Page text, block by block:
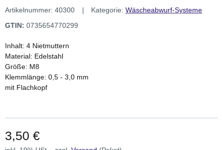
Artikelnummer: 40300 Kategorie: Wäscheabwurf-Systeme
GTIN: 0735654770299
Inhalt: 4 Nietmuttern
Material: Edelstahl
Größe: M8
Klemmlänge: 0,5 - 3,0 mm
mit Flachkopf
3,50 €